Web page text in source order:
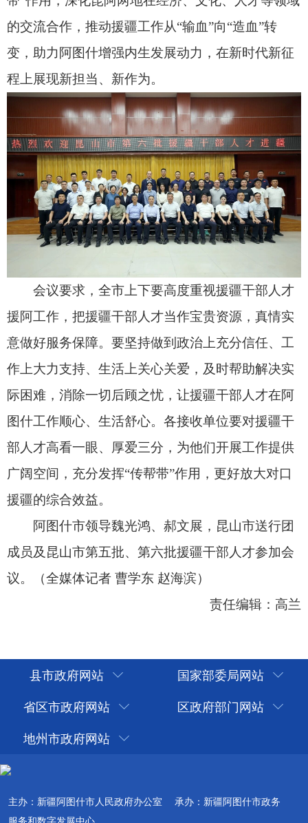
广阔空间，充分发挥“传帮带”作用，更好放大对口
阿图什市领导魏光鸿、郝文展，昆山市送行团
成员及昆山市第五批、第六批援疆干部人才参加会
议。（全媒体记者 曹学东 赵海滨）
责任编辑：高兰
县市政府网站
国家部委局网站
省区市政府网站
区政府部门网站
地州市政府网站
主办：新疆阿图什市人民政府办公室
承办：新疆阿图什市政务